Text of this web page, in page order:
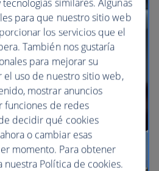
para que nuestro sitio web
los servicios que el
También nos gustaría
para mejorar su
el uso de nuestro sitio web,
mostrar anuncios
funciones de redes
decidir qué cookies
o cambiar esas
momento. Para obtener
nuestra Política de cookies.